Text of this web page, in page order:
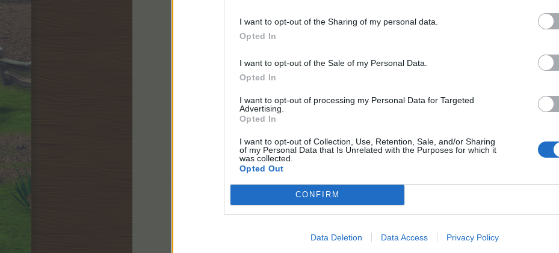
I want to opt-out of the Sharing of my personal data.
Opted In
I want to opt-out of the Sale of my Personal Data.
Opted In
I want to opt-out of processing my Personal Data for Targeted
Advertising.
Opted In
I want to opt-out of Collection, Use, Retention, Sale, and/or Sharing
of my Personal Data that Is Unrelated with the Purposes for which it
was collected.
Opted Out
CONFIRM
Data Deletion Data Access Privacy Policy
Hammerhai
Sägehai
Weißer Hai 140
Megalodon 160 15.000.000 MP